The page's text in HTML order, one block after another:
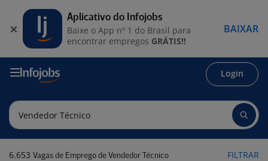
Login
6.653 Vagas de Emprego de Vendedor Técnico FILTRAR
Aplicativo do Infojobs
Baixe o App nº 1 do Brasil para
encontrar empregos GRÁTIS!!
BAIXAR